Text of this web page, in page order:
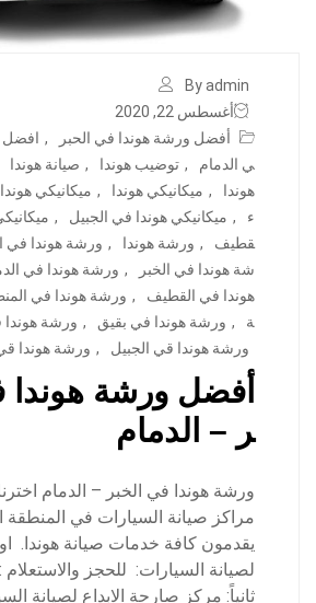
By admin
أغسطس 22, 2020
أفضل ورشة هوندا في الحبر
, افضل
ي الدمام
, توضيب هوندا , صيانة هوندا
هوندا
, ميكانيكي هوندا , ميكانيكي
ء
, ميكانيكي هوندا في الجبيل ,
قطيف
, ورشة هوندا , ورشة هوندا في
شة هوندا في الخبر
, ورشة هوندا في
هوندا في القطيف
, ورشة هوندا في
ة
, ورشة هوندا في بقيق , ورشة
ورشة هوندا قي الجبيل
, ورشة هوندا
أفضل ورشة هوندا
ر – الدمام
ورشة هوندا في الخبر – الدمام
مراكز صيانة السيارات في
يقدمون كافة خدمات صيانة هوندا.
ثانياً: مركز صارحة الابداع لصيانة